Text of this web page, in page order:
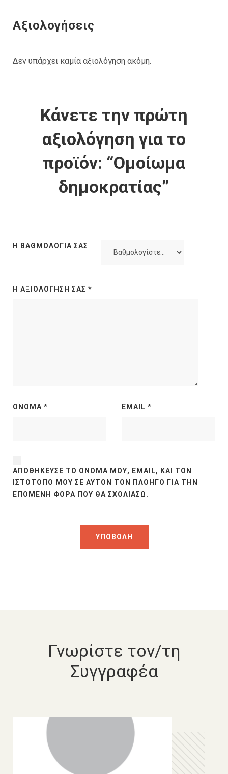
Αξιολογήσεις
Δεν υπάρχει καμία αξιολόγηση ακόμη.
Κάνετε την πρώτη
αξιολόγηση για το
προϊόν: “Ομοίωμα
δημοκρατίας”
Η ΒΑΘΜΟΛΟΓΊΑ ΣΑΣ
Η ΑΞΙΟΛΌΓΗΣΉ ΣΑΣ *
ΌΝΟΜΑ * EMAIL *
ΑΠΟΘΉΚΕΥΣΕ ΤΟ ΌΝΟΜΆ ΜΟΥ, EMAIL, ΚΑΙ ΤΟΝ
ΙΣΤΌΤΟΠΟ ΜΟΥ ΣΕ ΑΥΤΌΝ ΤΟΝ ΠΛΟΗΓΌ ΓΙΑ ΤΗΝ
ΕΠΌΜΕΝΗ ΦΟΡΆ ΠΟΥ ΘΑ ΣΧΟΛΙΆΣΩ.
Γνωρίστε τον/τη
Συγγραφέα